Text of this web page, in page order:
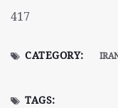
417
CATEGORY:
TAGS: